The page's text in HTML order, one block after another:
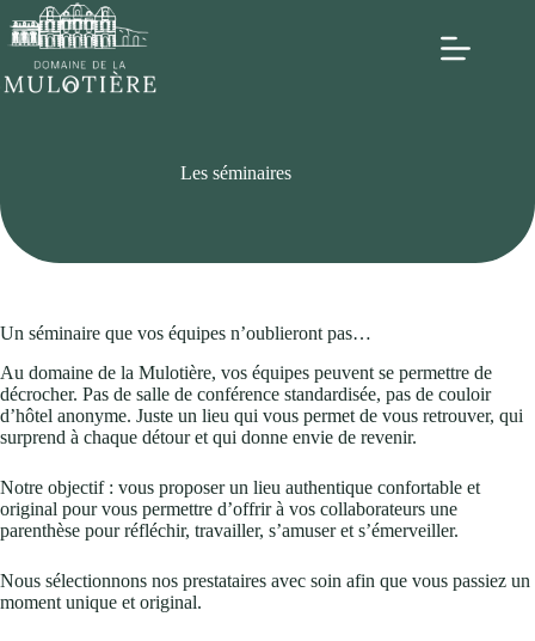
Les séminaires
Un séminaire que vos équipes n’oublieront pas…
Au domaine de la Mulotière, vos équipes peuvent se permettre de
décrocher. Pas de salle de conférence standardisée, pas de couloir
d’hôtel anonyme. Juste un lieu qui vous permet de vous retrouver, qui
surprend à chaque détour et qui donne envie de revenir.
Notre objectif : vous proposer un lieu authentique confortable et
original pour vous permettre d’offrir à vos collaborateurs une
parenthèse pour réfléchir, travailler, s’amuser et s’émerveiller.
Nous sélectionnons nos prestataires avec soin afin que vous passiez un
moment unique et original.